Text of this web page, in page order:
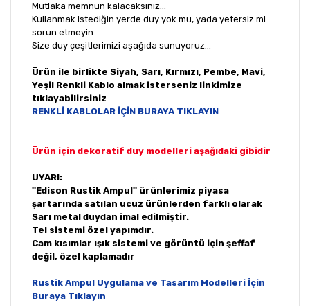
Mutlaka memnun kalacaksınız...
Kullanmak istediğin yerde duy yok mu, yada yetersiz mi
sorun etmeyin
Size duy çeşitlerimizi aşağıda sunuyoruz...
Ürün ile birlikte Siyah, Sarı, Kırmızı, Pembe, Mavi,
Yeşil Renkli Kablo almak isterseniz linkimize
tıklayabilirsiniz
RENKLİ KABLOLAR İÇİN BURAYA TIKLAYIN
Ürün için dekoratif duy modelleri aşağıdaki gibidir
UYARI:
''Edison Rustik Ampul'' ürünlerimiz piyasa
şartarında satılan ucuz ürünlerden farklı olarak
Sarı metal duydan imal edilmiştir.
Tel sistemi özel yapımdır.
Cam kısımlar ışık sistemi ve görüntü için şeffaf
değil, özel kaplamadır
Rustik Ampul Uygulama ve Tasarım Modelleri İçin
Buraya Tıklayın